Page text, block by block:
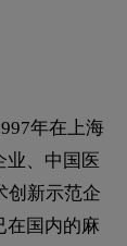
年在上海
业、中国医
创新示范企
在国内的麻